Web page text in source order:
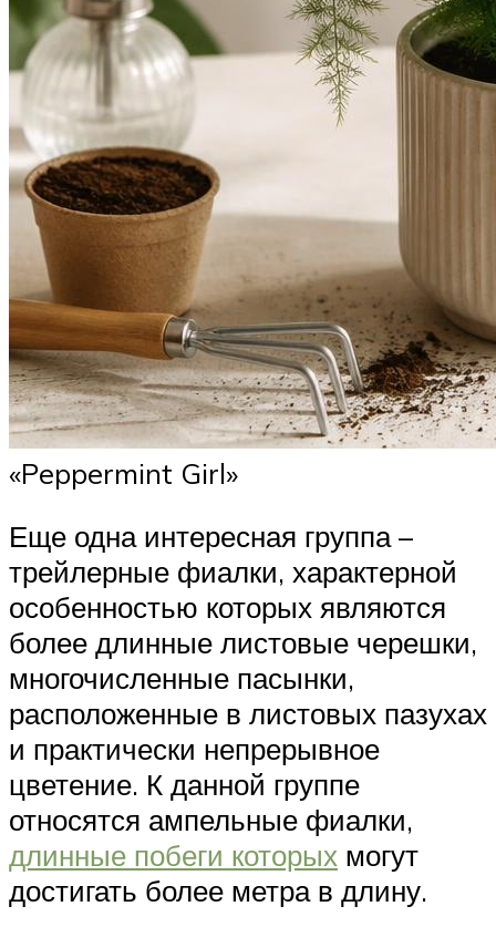
«Peppermint Girl»
Еще одна интересная группа –
трейлерные фиалки, характерной
особенностью которых являются
более длинные листовые черешки,
многочисленные пасынки,
расположенные в листовых пазухах
и практически непрерывное
цветение. К данной группе
относятся ампельные фиалки,
длинные побеги которых могут
достигать более метра в длину.